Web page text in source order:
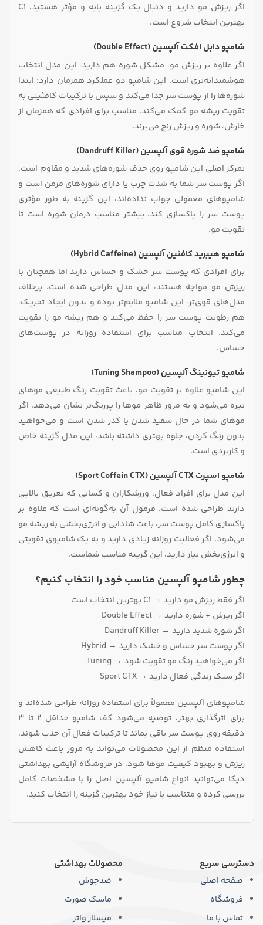
اگر ریزش مو دارید و دنبال یک گزینه پایه و مؤثر هستید، C1
بهترین انتخاب شروع است.
شامپو دابل افکت آلپسین (Double Effect)
اگر علاوه بر ریزش مو، مشکل شوره هم دارید، این مدل انتخاب
هوشمندانه‌تری است. این شامپو دو عملکرد همزمان دارد: ابتدا
شوره‌ها را از پوست سر جدا می‌کند و سپس با ترکیبات کافئینی به
تقویت ریشه مو کمک می‌کند. مناسب برای افرادی که همزمان از
خارش، شوره و ریزش رنج می‌برند.
شامپو ضد شوره قوی آلپسین (Dandruff Killer)
تمرکز اصلی‌ این شامپو روی حذف شوره‌های شدید و مقاوم است.
اگر پوست سر شما به شدت چرب یا دارای شوره‌های مزمن است و
شامپوهای معمولی جواب نداده‌اند، این گزینه به‌ طور مؤثری
پوست سر را پاکسازی کند. بیشتر مناسب درمان شوره است تا
تقویت مو.
شامپو هیبرید کافئین آلپسین (Hybrid Caffeine)
برای افرادی که پوست سر خشک و حساس دارند اما همچنان با
ریزش مو مواجه هستند، این مدل طراحی شده است. برخلاف
مدل‌های قوی‌تر، این شامپو ملایم‌تر بوده و بدون ایجاد تحریک،
هم رطوبت پوست سر را حفظ می‌کند و هم ریشه مو را تقویت
می‌کند. انتخاب مناسب برای استفاده روزانه در پوست‌های
حساس.
شامپو تیونینگ آلپسین (Tuning Shampoo)
این شامپو علاوه بر تقویت مو، باعث تقویت رنگ طبیعی موهای
تیره می‌شود و به‌ مرور ظاهر موها را پررنگ‌تر نشان می‌دهد. اگر
موهای شما در حال سفید شدن یا کدر شدن است و می‌خواهید
بدون رنگ کردن، جلوه بهتری داشته باشد، این مدل گزینه خاص
و کاربردی است.
شامپو اسپرت CTX آلپسین (Sport Coffein CTX)
این مدل برای افراد فعال، ورزشکاران و کسانی که تعریق بالایی
دارند طراحی شده است. فرمول آن به‌گونه‌ای است که علاوه بر
پاکسازی کامل پوست سر، باعث شادابی و انرژی‌بخشی به ریشه مو
می‌شود. اگر فعالیت روزانه زیادی دارید و به یک شامپوی تقویتی
و انرژی‌بخش نیاز دارید، این گزینه مناسب شماست.
چطور شامپو آلپسین مناسب خود را انتخاب کنیم؟
اگر فقط ریزش مو دارید → C1 بهترین انتخاب است
اگر ریزش + شوره دارید → Double Effect
اگر شوره شدید دارید → Dandruff Killer
اگر پوست سر حساس و خشک دارید → Hybrid
اگر می‌خواهید رنگ مو تقویت شود → Tuning
اگر سبک زندگی فعال دارید → Sport CTX
شامپوهای آلپسین معمولاً برای استفاده روزانه طراحی شده‌اند و
برای اثرگذاری بهتر، توصیه می‌شود کف شامپو حداقل ۲ تا ۳
دقیقه روی پوست سر باقی بماند تا ترکیبات فعال آن جذب شوند.
استفاده منظم از این محصولات می‌تواند به مرور باعث کاهش
ریزش و بهبود کیفیت موها شود. در فروشگاه آرایشی بهداشتی
دیکا می‌توانید انواع شامپو آلپسین اصل را با مشخصات کامل
بررسی کرده و متناسب با نیاز خود بهترین گزینه را انتخاب کنید.
دسترسی سریع
صفحه اصلی
فروشگاه
تماس با ما
محصولات بهداشتی
ضدجوش
ماسک صورت
میسلار واتر